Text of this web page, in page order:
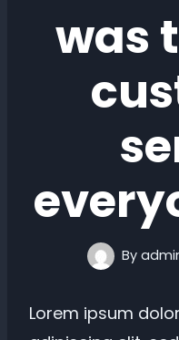
was
By
Lorem ipsum